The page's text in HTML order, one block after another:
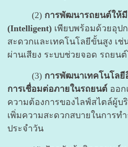
(2) การพัฒนารถยนต์ให้
(Intelligent) เพียบพร้อมด้วยอุป
สะดวกและเทคโนโลยีขั้นสูง เช่
ผ่านเสียง ระบบช่วยจอด รถยน
(3) การพัฒนาเทคโนโลยี
การเชื่อมต่อภายในรถยนต์ ออก
ความต้องการของไลฟ์สไตล์ผู้บ
เพิ่มความสะดวกสบายในการท
ประจำวัน